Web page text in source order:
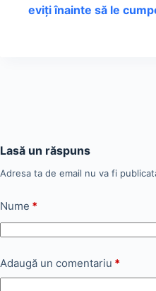
eviți înainte să le
Lasă un răspuns
Adresa ta de email nu va fi
Nume *
Adaugă un comentariu *